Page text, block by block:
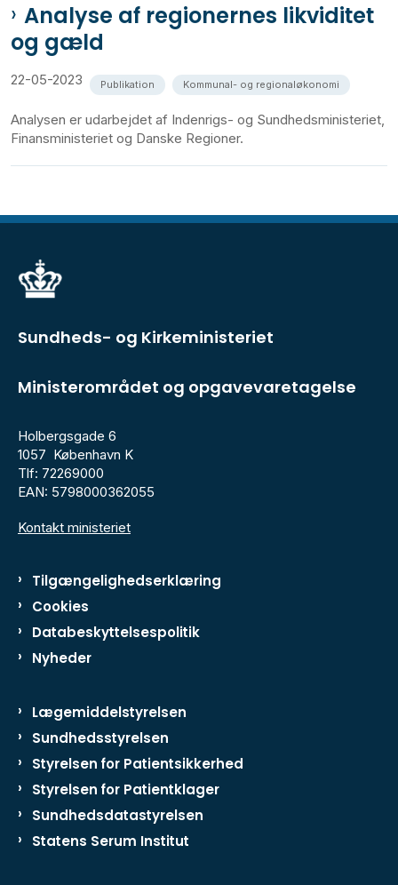
Analyse af regionernes likviditet
og gæld
22-05-2023 Publikation Kommunal- og regionaløkonomi
Analysen er udarbejdet af Indenrigs- og Sundhedsministeriet,
Finansministeriet og Danske Regioner.
Sundheds- og Kirkeministeriet
Ministerområdet og opgavevaretagelse
Holbergsgade 6
1057 København K
Tlf: 72269000
EAN: 5798000362055
Kontakt ministeriet
Tilgængelighedserklæring
Cookies
Databeskyttelsespolitik
Nyheder
Lægemiddelstyrelsen
Sundhedsstyrelsen
Styrelsen for Patientsikkerhed
Styrelsen for Patientklager
Sundhedsdatastyrelsen
Statens Serum Institut